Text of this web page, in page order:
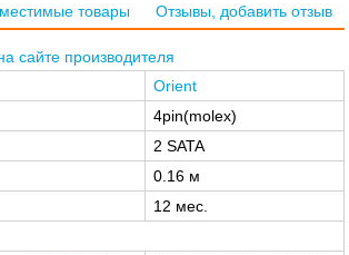
товары Отзывы, добавить отзыв
сайте производителя
Orient
4pin(molex)
2 SATA
0.16 м
12 мес.